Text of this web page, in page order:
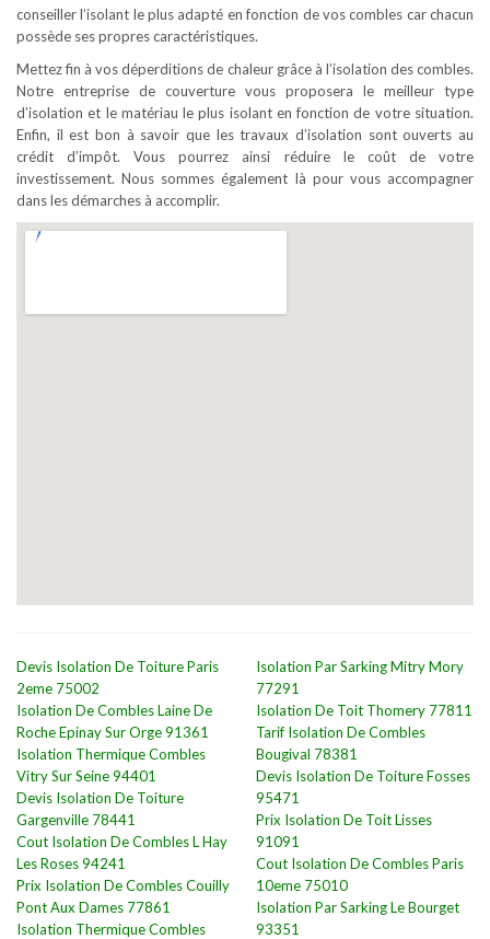
conseiller l’isolant le plus adapté en fonction de vos combles car chacun
possède ses propres caractéristiques.
Mettez fin à vos déperditions de chaleur grâce à l’isolation des combles.
Notre entreprise de couverture vous proposera le meilleur type
d’isolation et le matériau le plus isolant en fonction de votre situation.
Enfin, il est bon à savoir que les travaux d’isolation sont ouverts au
crédit d’impôt. Vous pourrez ainsi réduire le coût de votre
investissement. Nous sommes également là pour vous accompagner
dans les démarches à accomplir.
Devis Isolation De Toiture Paris
2eme 75002
Isolation De Combles Laine De
Roche Epinay Sur Orge 91361
Isolation Thermique Combles
Vitry Sur Seine 94401
Devis Isolation De Toiture
Gargenville 78441
Cout Isolation De Combles L Hay
Les Roses 94241
Prix Isolation De Combles Couilly
Pont Aux Dames 77861
Isolation Thermique Combles
Isolation Par Sarking Mitry Mory
77291
Isolation De Toit Thomery 77811
Tarif Isolation De Combles
Bougival 78381
Devis Isolation De Toiture Fosses
95471
Prix Isolation De Toit Lisses
91091
Cout Isolation De Combles Paris
10eme 75010
Isolation Par Sarking Le Bourget
93351